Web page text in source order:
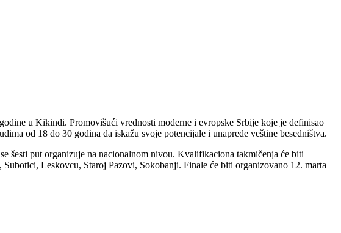
u Kikindi. Promovišući vrednosti moderne i evropske Srbije koje je definisao
od 18 do 30 godina da iskažu svoje potencijale i unaprede veštine besedništva.
šesti put organizuje na nacionalnom nivou. Kvalifikaciona takmičenja će biti
Leskovcu, Staroj Pazovi, Sokobanji. Finale će biti organizovano 12. marta